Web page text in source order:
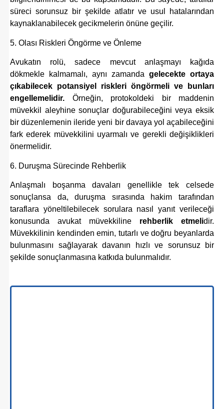
süreci sorunsuz bir şekilde atlatır ve usul hatalarından
kaynaklanabilecek gecikmelerin önüne geçilir.
5. Olası Riskleri Öngörme ve Önleme
Avukatın rolü, sadece mevcut anlaşmayı kağıda
dökmekle kalmamalı, aynı zamanda gelecekte ortaya
çıkabilecek potansiyel riskleri öngörmeli ve bunları
engellemelidir. Örneğin, protokoldeki bir maddenin
müvekkil aleyhine sonuçlar doğurabileceğini veya eksik
bir düzenlemenin ileride yeni bir davaya yol açabileceğini
fark ederek müvekkilini uyarmalı ve gerekli değişiklikleri
önermelidir.
6. Duruşma Sürecinde Rehberlik
Anlaşmalı boşanma davaları genellikle tek celsede
sonuçlansa da, duruşma sırasında hakim tarafından
taraflara yöneltilebilecek sorulara nasıl yanıt verileceği
konusunda avukat müvekkiline rehberlik etmelidir.
Müvekkilinin kendinden emin, tutarlı ve doğru beyanlarda
bulunmasını sağlayarak davanın hızlı ve sorunsuz bir
şekilde sonuçlanmasına katkıda bulunmalıdır.